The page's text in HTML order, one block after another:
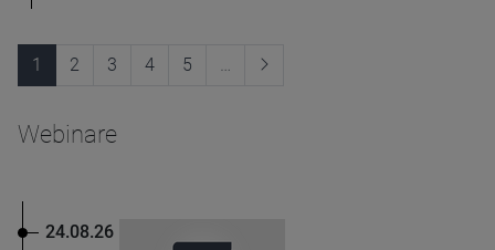
1 2 3 4 5 …
Webinare
24.08.26